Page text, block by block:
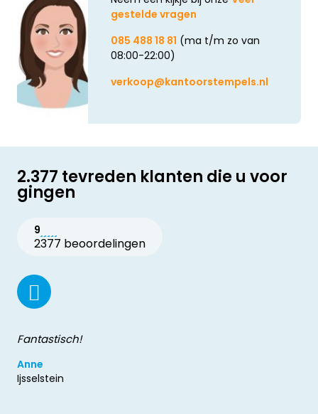
gestelde vragen
085 488 18 81 (ma t/m zo van
08:00-22:00)
verkoop@kantoorstempels.nl
2.377 tevreden klanten die u voor
gingen
9
2377 beoordelingen
Fantastisch!
Anne
Ijsselstein